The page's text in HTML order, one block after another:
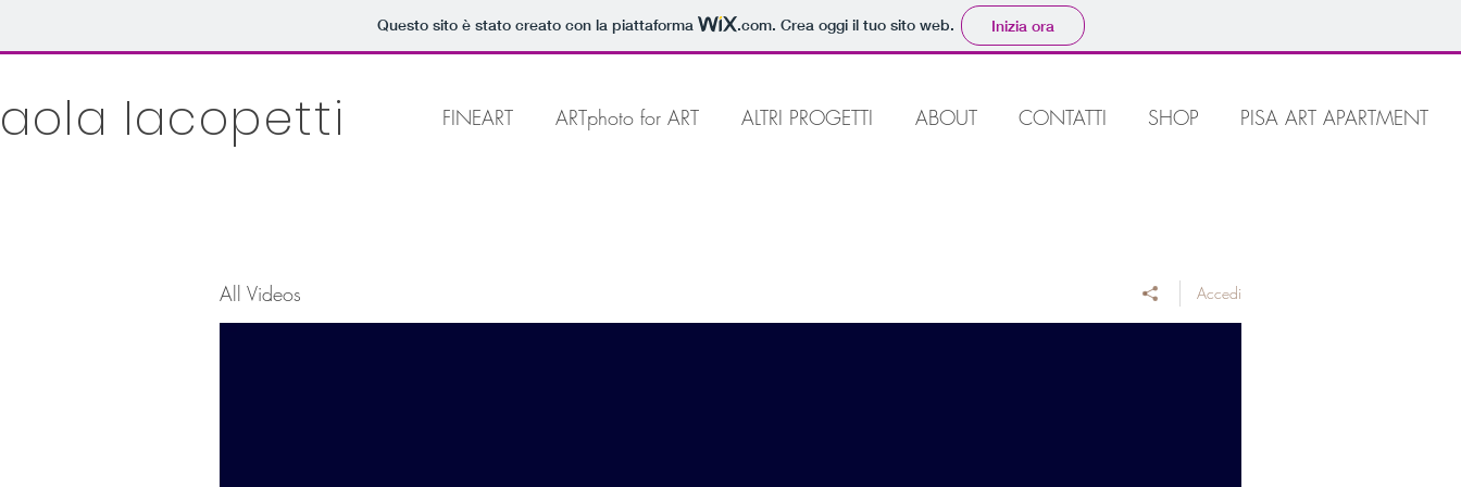
Questo sito è stato creato con la piattaforma .com. Crea oggi il tuo sito web. Inizia ora
Iacopetti FINEART ARTphoto for ART ALTRI PROGETTI ABOUT CONTATTI SHOP PISA ART APARTMENT
All Videos Accedi